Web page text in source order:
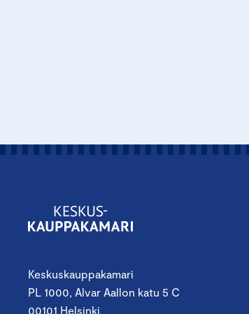
Keskuskauppakamari
PL 1000, Alvar Aallon katu 5 C
00101 Helsinki